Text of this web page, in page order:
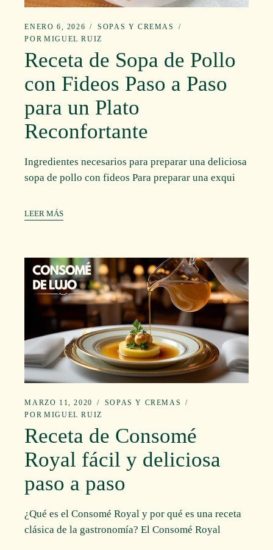
ENERO 6, 2026
SOPAS Y CREMAS
POR MIGUEL RUIZ
Receta de Sopa de Pollo
con Fideos Paso a Paso
para un Plato
Reconfortante
Ingredientes necesarios para preparar una deliciosa
sopa de pollo con fideos Para preparar una exqui
LEER MÁS
MARZO 11, 2020
SOPAS Y CREMAS
POR MIGUEL RUIZ
Receta de Consomé
Royal fácil y deliciosa
paso a paso
¿Qué es el Consomé Royal y por qué es una receta
clásica de la gastronomía? El Consomé Royal